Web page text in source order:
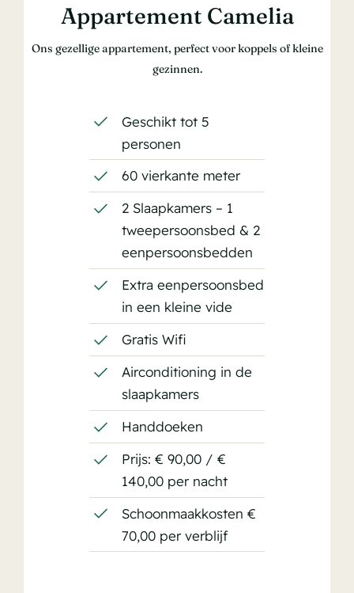
Appartement Camelia
Ons gezellige appartement, perfect voor koppels of kleine
gezinnen.
Geschikt tot 5
personen
60 vierkante meter
2 Slaapkamers – 1
tweepersoonsbed & 2
eenpersoonsbedden
Extra eenpersoonsbed
in een kleine vide
Gratis Wifi
Airconditioning in de
slaapkamers
Handdoeken
Prijs: € 90,00 / €
140,00 per nacht
Schoonmaakkosten €
70,00 per verblijf